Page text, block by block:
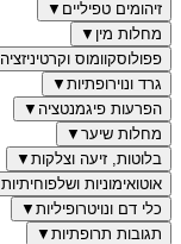
זיהומים טפיליים ▼
מחלות מין ▼
פפולוסקוומוס וקרטיניזציה
גרד ונוירופתיות ▼
הפרעות פיגמנטציה ▼
מחלות שיער ▼
בלוטות, זיעה וצלקות ▼
אוטואימוניות ושלפוחיתיות
כלי דם ונויטרופיליות ▼
תגובות תרופתיות ▼